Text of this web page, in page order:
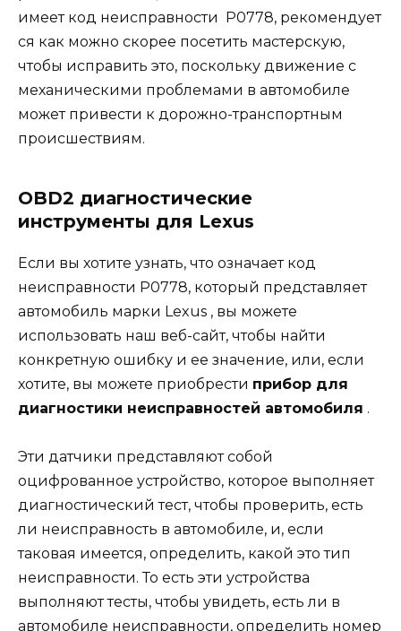
имеет код неисправности P0778, рекомендует
ся как можно скорее посетить мастерскую,
чтобы исправить это, поскольку движение с
механическими проблемами в автомобиле
может привести к дорожно-транспортным
происшествиям.
OBD2 диагностические
инструменты для Lexus
Если вы хотите узнать, что означает код
неисправности P0778, который представляет
автомобиль марки Lexus , вы можете
использовать наш веб-сайт, чтобы найти
конкретную ошибку и ее значение, или, если
хотите, вы можете приобрести прибор для
диагностики неисправностей автомобиля .
Эти датчики представляют собой
оцифрованное устройство, которое выполняет
диагностический тест, чтобы проверить, есть
ли неисправность в автомобиле, и, если
таковая имеется, определить, какой это тип
неисправности. То есть эти устройства
выполняют тесты, чтобы увидеть, есть ли в
автомобиле неисправности, определить номер